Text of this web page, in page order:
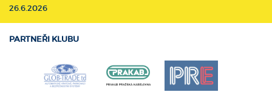
26.6.2026
PARTNEŘI KLUBU